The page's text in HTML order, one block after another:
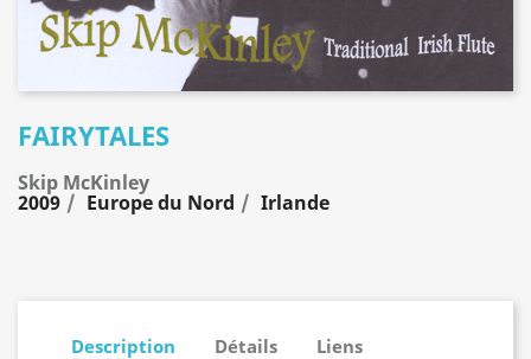
FAIRYTALES
Skip McKinley
2009 Europe du Nord Irlande
Description Détails Liens